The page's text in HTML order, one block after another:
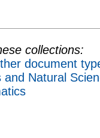
collections:
document
Natural